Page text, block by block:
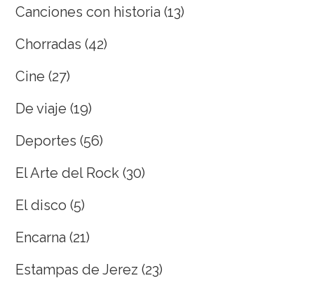
Canciones con historia (13)
Chorradas (42)
Cine (27)
De viaje (19)
Deportes (56)
El Arte del Rock (30)
El disco (5)
Encarna (21)
Estampas de Jerez (23)